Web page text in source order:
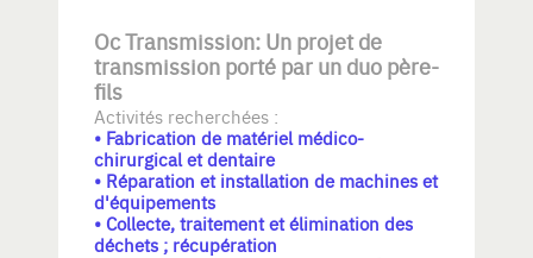
Oc Transmission: Un projet de
transmission porté par un duo père-
fils
Activités recherchées :
• Fabrication de matériel médico-
chirurgical et dentaire
• Réparation et installation de machines et
d'équipements
• Collecte, traitement et élimination des
déchets ; récupération